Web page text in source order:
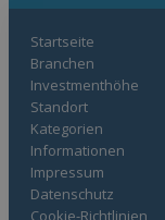
Startseite
Branchen
Investmenthöhe
Standort
Kategorien
Informationen
Impressum
Datenschutz
Cookie-Richtlinien